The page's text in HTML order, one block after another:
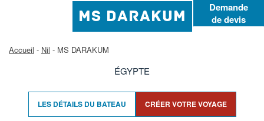
MS DARAKUM
Accueil - Nil - MS DARAKUM
ÉGYPTE
LES DÉTAILS DU BATEAU CRÉER VOTRE VOYAGE
Demande
de devis